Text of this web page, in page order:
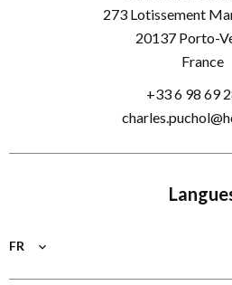
273 Lotissement
20137 Porto-
France
+33 6 98 69
FR